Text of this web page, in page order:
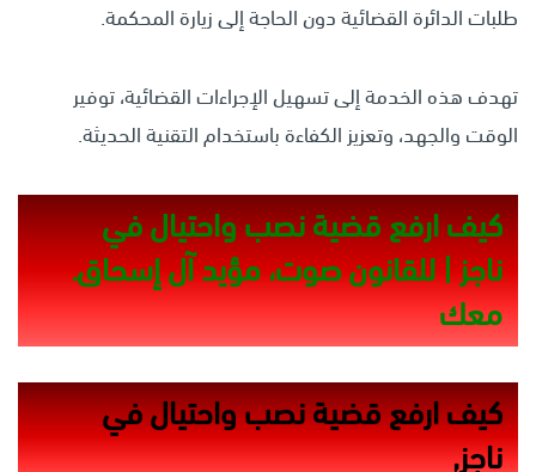
طلبات الدائرة القضائية دون الحاجة إلى زيارة المحكمة.
تهدف هذه الخدمة إلى تسهيل الإجراءات القضائية، توفير
الوقت والجهد، وتعزيز الكفاءة باستخدام التقنية الحديثة.
كيف ارفع قضية نصب واحتيال في
ناجز | للقانون صوت، مؤيد آل إسحاق.
معك
كيف ارفع قضية نصب واحتيال في
ناجز,